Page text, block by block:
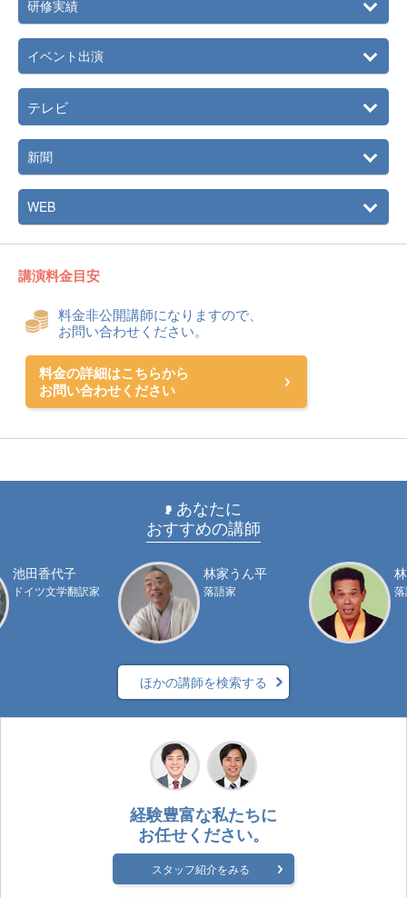
研修実績
イベント出演
テレビ
新聞
WEB
講演料金目安
料金非公開講師になりますので、
お問い合わせください。
料金の詳細はこちらから
お問い合わせください
あなたに
おすすめの講師
池田香代子
ドイツ文学翻訳家
林家うん平
落語家
ほかの講師を検索する
経験豊富な私たちに
お任せください。
スタッフ紹介をみる